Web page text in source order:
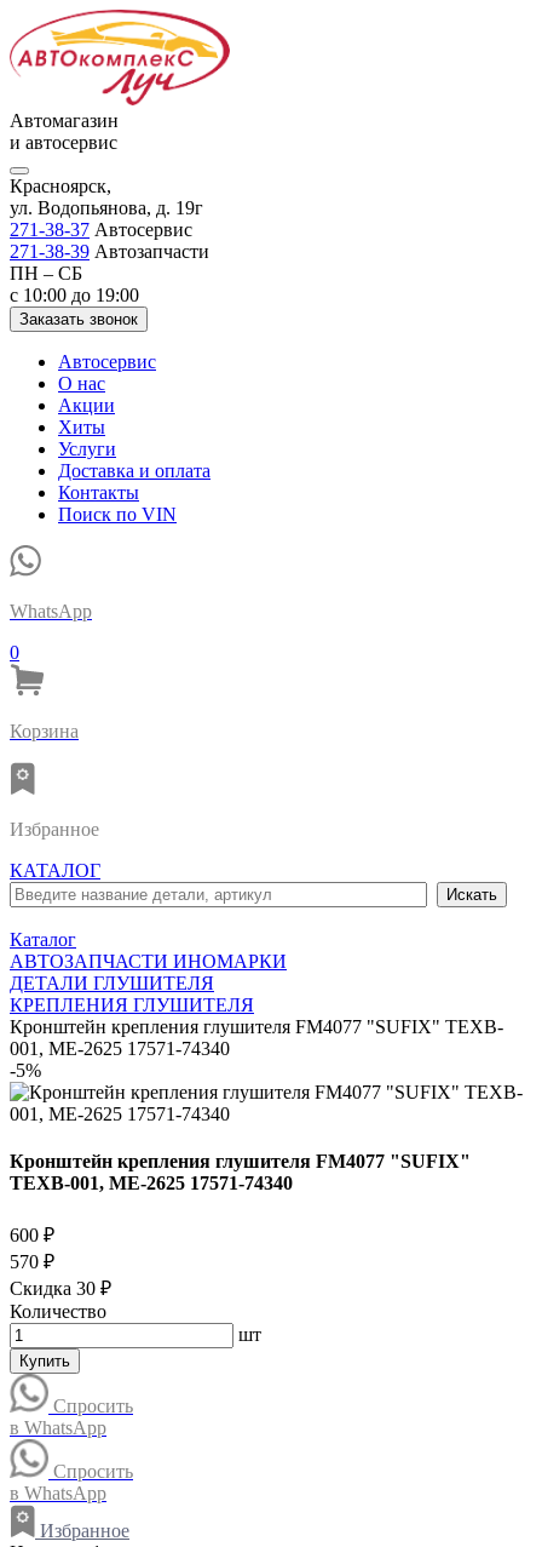
Автомагазин
и автосервис
Красноярск,
ул. Водопьянова, д. 19г
271-38-37 Автосервис
271-38-39 Автозапчасти
ПН – СБ
с 10:00 до 19:00
Заказать звонок
Автосервис
О нас
Акции
Хиты
Услуги
Доставка и оплата
Контакты
Поиск по VIN
WhatsApp
0
Корзина
Избранное
КАТАЛОГ
Каталог
АВТОЗАПЧАСТИ ИНОМАРКИ
ДЕТАЛИ ГЛУШИТЕЛЯ
КРЕПЛЕНИЯ ГЛУШИТЕЛЯ
Кронштейн крепления глушителя FM4077 "SUFIX" TEXB-
001, ME-2625 17571-74340
-5%
Кронштейн крепления глушителя FM4077 "SUFIX"
TEXB-001, ME-2625 17571-74340
600 ₽
570 ₽
Скидка 30 ₽
Количество
шт
Купить
Спросить
в WhatsApp
Спросить
в WhatsApp
Избранное